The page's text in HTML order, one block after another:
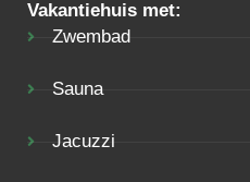
Vakantiehuis met:
Zwembad
Sauna
Jacuzzi